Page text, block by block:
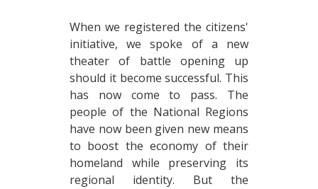
When we registered the citizens'
initiative, we spoke of a new
theater of battle opening up
should it become successful. This
has now come to pass. The
people of the National Regions
have now been given new means
to boost the economy of their
homeland while preserving its
regional identity. But the